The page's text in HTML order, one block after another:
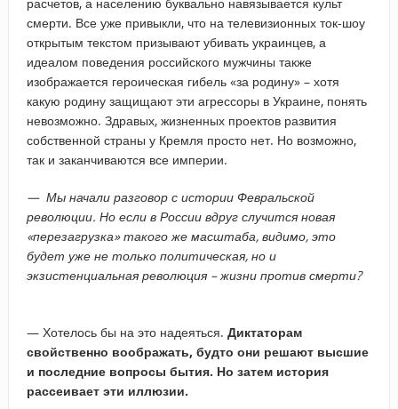
расчетов, а населению буквально навязывается культ
смерти. Все уже привыкли, что на телевизионных ток-шоу
открытым текстом призывают убивать украинцев, а
идеалом поведения российского мужчины также
изображается героическая гибель «за родину» – хотя
какую родину защищают эти агрессоры в Украине, понять
невозможно. Здравых, жизненных проектов развития
собственной страны у Кремля просто нет. Но возможно,
так и заканчиваются все империи.
— Мы начали разговор с истории Февральской
революции. Но если в России вдруг случится новая
«перезагрузка» такого же масштаба, видимо, это
будет уже не только политическая, но и
экзистенциальная революция – жизни против смерти?
— Хотелось бы на это надеяться. Диктаторам
свойственно воображать, будто они решают высшие
и последние вопросы бытия. Но затем история
рассеивает эти иллюзии.